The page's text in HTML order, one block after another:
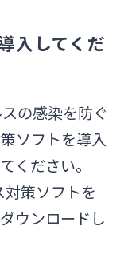
入してくだ
の感染を防ぐ
ソフトを導入
ください。
策ソフトを
ウンロードし